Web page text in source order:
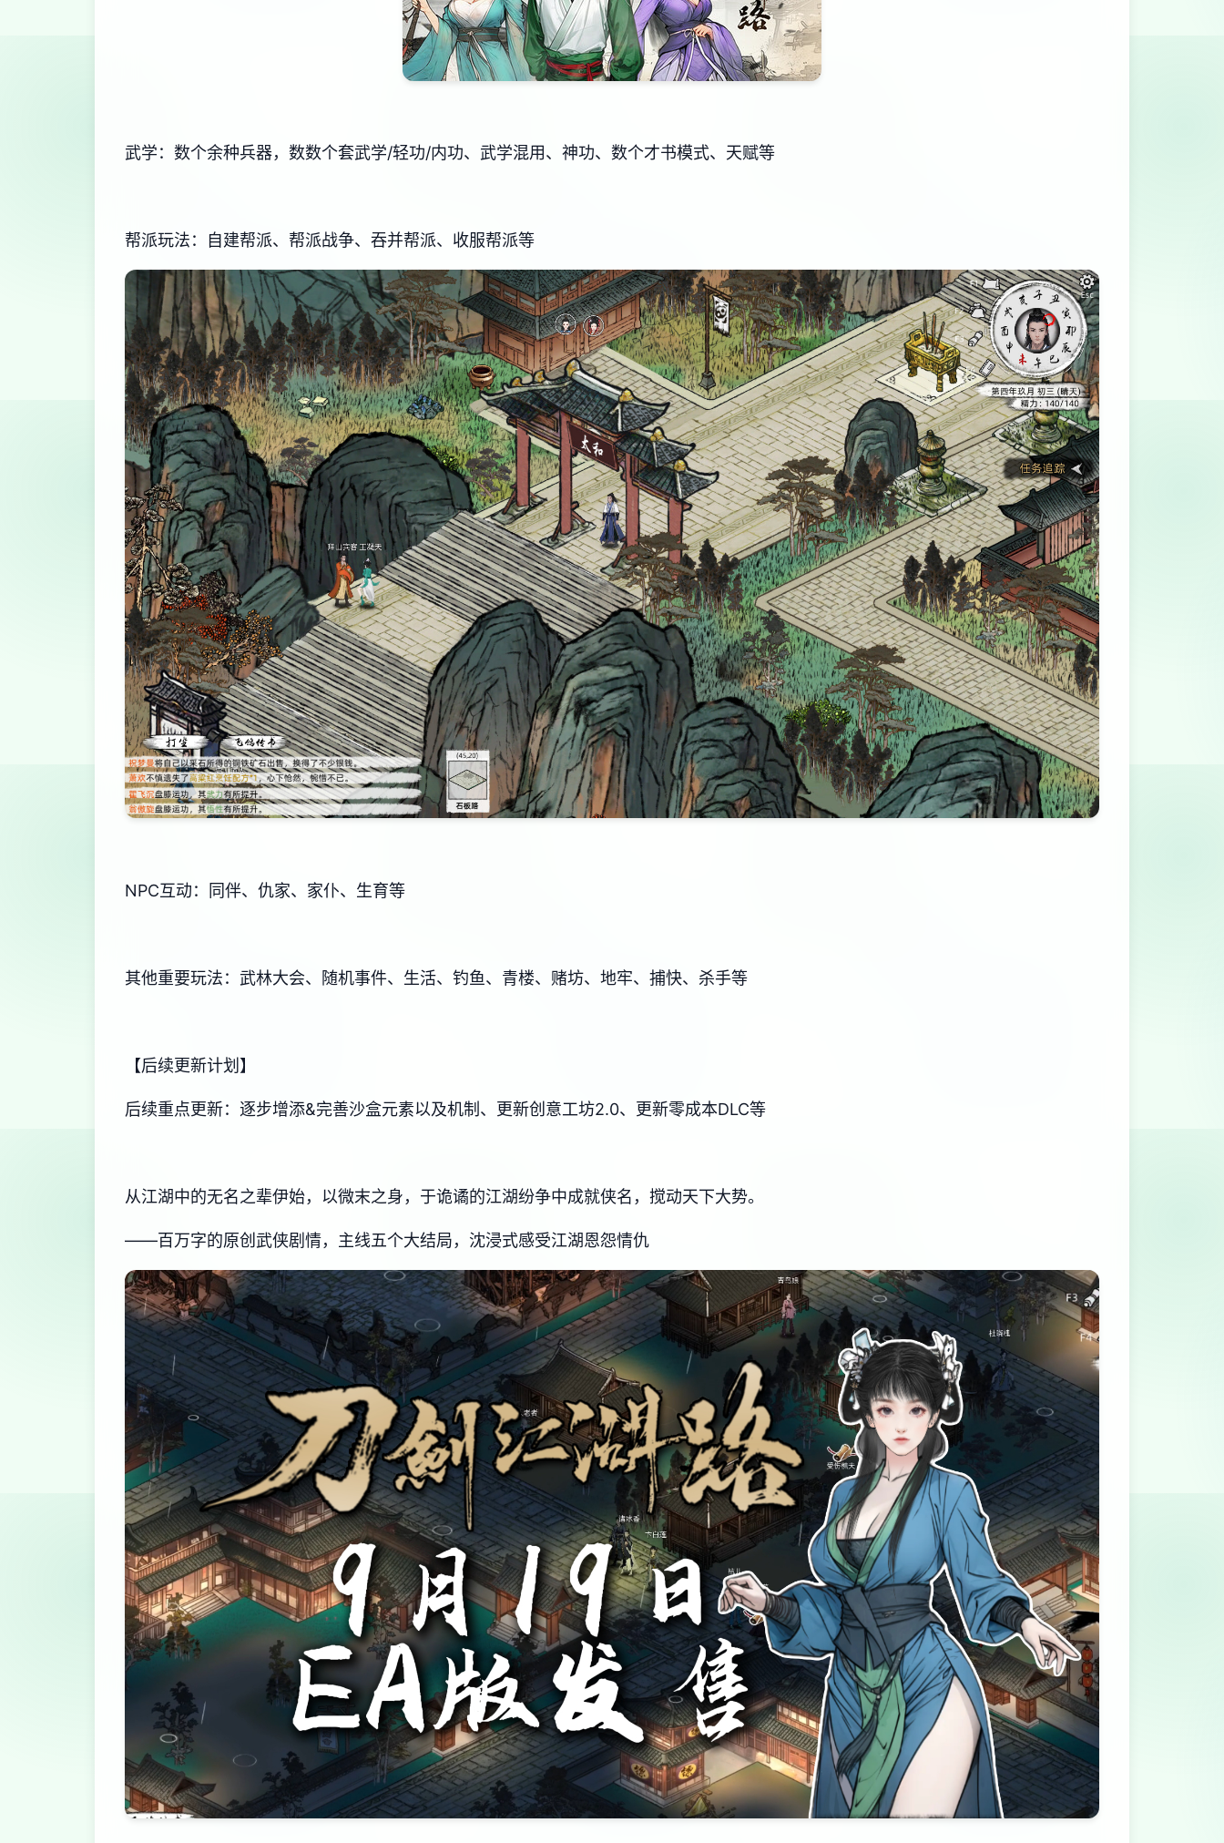
武学：数个余种兵器，数数个套武学/轻功/内功、武学混用、神功、数个才书模式、天赋等
帮派玩法：自建帮派、帮派战争、吞并帮派、收服帮派等
NPC互动：同伴、仇家、家仆、生育等
其他重要玩法：武林大会、随机事件、生活、钓鱼、青楼、赌坊、地牢、捕快、杀手等
【后续更新计划】
后续重点更新：逐步增添&完善沙盒元素以及机制、更新创意工坊2.0、更新零成本DLC等
从江湖中的无名之辈伊始，以微末之身，于诡谲的江湖纷争中成就侠名，搅动天下大势。
——百万字的原创武侠剧情，主线五个大结局，沈浸式感受江湖恩怨情仇